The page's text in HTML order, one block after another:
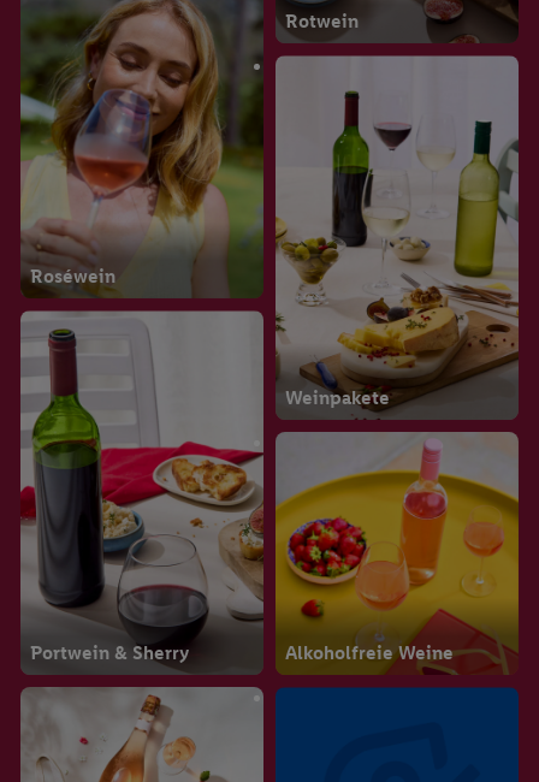
Rotwein
Roséwein
Weinpakete
Portwein & Sherry Alkoholfreie Weine